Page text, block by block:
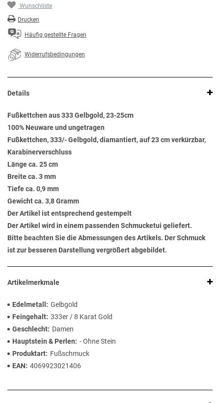
Wunschliste
Drucken
Häufig gestellte Fragen
Widerrufsbedingungen
Details
Fußkettchen aus 333 Gelbgold, 23-25cm
100% Neuware und ungetragen
Fußkettchen, 333/- Gelbgold, diamantiert, auf 23 cm verkürzbar,
Karabinerverschluss
Länge ca. 25 cm
Breite ca. 3 mm
Tiefe ca. 0,9 mm
Gewicht ca. 3,8 Gramm
Der Artikel ist entsprechend gestempelt
Der Artikel wird in einem passenden Schmucketui geliefert.
Bitte beachten Sie die Abmessungen des Artikels. Der Schmuck
ist zur besseren Darstellung vergrößert abgebildet.
Artikelmerkmale
Edelmetall
Gelbgold
Feingehalt 333er / 8 Karat Gold
Geschlecht
Damen
Hauptstein & Perlen
- Ohne Stein
Produktart
Fußschmuck
EAN
4069923021406